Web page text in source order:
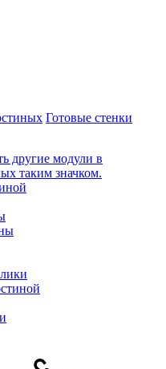
Готовые стенки
другие модули в
таким значком.